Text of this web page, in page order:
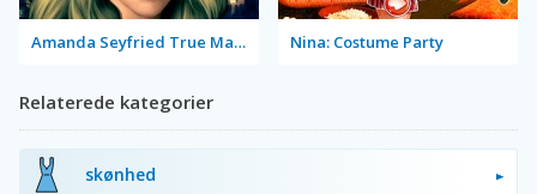
Amanda Seyfried True Make Up Nina: Costume Party
Relaterede kategorier
skønhed